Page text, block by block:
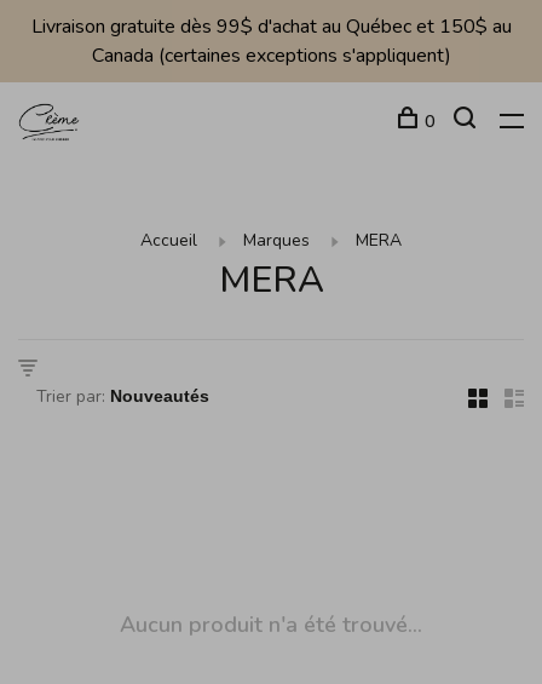
Livraison gratuite dès 99$ d'achat au Québec et 150$ au
Canada (certaines exceptions s'appliquent)
0
Accueil Marques MERA
MERA
Trier par:
Aucun produit n'a été trouvé...